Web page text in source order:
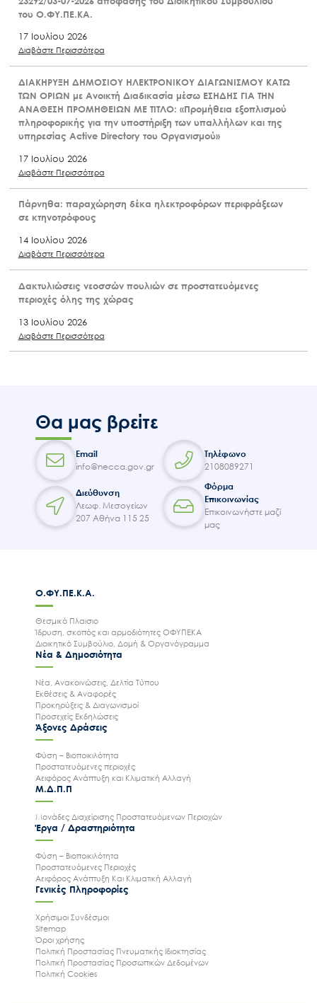
του Ο.ΦΥ.ΠΕ.ΚΑ.
17 Ιουλίου 2026
Διαβάστε Περισσότερα
ΔΙΑΚΗΡΥΞΗ ΔΗΜΟΣΙΟΥ ΗΛΕΚΤΡΟΝΙΚΟΥ ΔΙΑΓΩΝΙΣΜΟΥ ΚΑΤΩ
ΤΩΝ ΟΡΙΩΝ με Ανοικτή Διαδικασία μέσω ΕΣΗΔΗΣ ΓΙΑ ΤΗΝ
ΑΝΑΘΕΣΗ ΠΡΟΜΗΘΕΙΩΝ ΜΕ ΤΙΤΛΟ: «Προμήθεια εξοπλισμού
πληροφορικής για την υποστήριξη των υπαλλήλων και της
υπηρεσίας Active Directory του Οργανισμού»
17 Ιουλίου 2026
Διαβάστε Περισσότερα
Πάρνηθα: παραχώρηση δέκα ηλεκτροφόρων περιφράξεων
σε κτηνοτρόφους
14 Ιουλίου 2026
Διαβάστε Περισσότερα
Δακτυλιώσεις νεοσσών πουλιών σε προστατευόμενες
περιοχές όλης της χώρας
13 Ιουλίου 2026
Διαβάστε Περισσότερα
Θα μας βρείτε
Email
info@necca.gov.gr
Τηλέφωνο
2108089271
Διεύθυνση
Λεωφ. Μεσογείων
207 Αθήνα 115 25
Φόρμα
Επικοινωνίας
Επικοινωνήστε μαζί
μας
Ο.ΦΥ.ΠΕ.Κ.Α.
Θεσμικό Πλαισιο
Ίδρυση, σκοπός και αρμοδιότητες ΟΦΥΠΕΚΑ
Διοικητικό Συμβούλιο, Δομή & Οργανόγραμμα
Νέα & Δημοσιότητα
Νέα, Ανακοινώσεις, Δελτία Τύπου
Εκθέσεις & Αναφορές
Προκηρύξεις & Διαγωνισμοί
Προσεχείς Εκδηλώσεις
Άξονες Δράσεις
Φύση – Βιοποικιλότητα
Προστατευόμενες περιοχές
Αειφόρος Ανάπτυξη και Κλιματική Αλλαγή
Μ.Δ.Π.Π
Μονάδες Διαχείρισης Προστατευόμενων Περιοχών
Έργα / Δραστηριότητα
Φύση – Βιοποικιλότητα
Προστατευόμενες Περιοχές
Αειφόρος Ανάπτυξη Και Κλιματική Αλλαγή
Γενικές Πληροφορίες
Χρήσιμοι Συνδέσμοι
Sitemap
Όροι χρήσης
Πολιτική Προστασίας Πνευματικής Ιδιοκτησίας
Πολιτική Προστασίας Προσωπικών Δεδομένων
Πολιτική Cookies